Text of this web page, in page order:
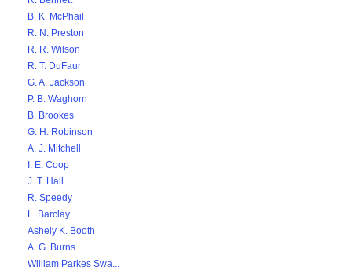
B. K. McPhail
R. N. Preston
R. R. Wilson
R. T. DuFaur
G. A. Jackson
P. B. Waghorn
B. Brookes
G. H. Robinson
A. J. Mitchell
I. E. Coop
J. T. Hall
R. Speedy
L. Barclay
Ashely K. Booth
A. G. Burns
William Parkes Swa...